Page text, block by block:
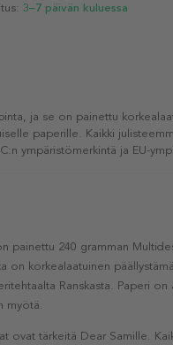
3–7 päivän kuluessa
ja se on painettu
paperille. Kaikki
ympäristömerkintä ja EU-
painettu 240 gramman
on korkealaatuinen
Ranskasta. Paperi on
myötä.
ovat tärkeitä Dear Samille.